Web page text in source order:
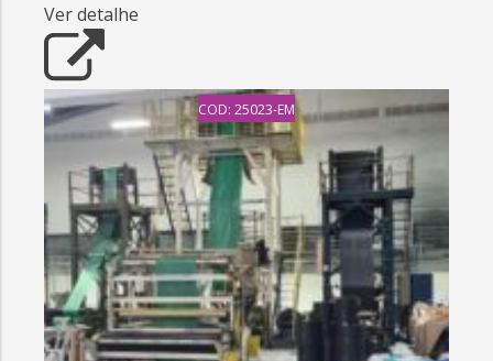
Ver detalhe
COD: 25023-EM